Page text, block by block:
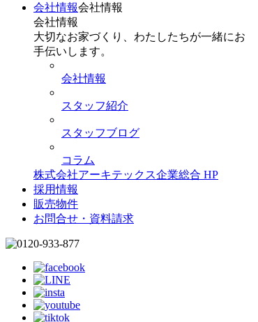
会社情報会社情報
会社情報
大切なお家づくり、わたしたちが一緒にお
手伝いします。
会社情報
スタッフ紹介
スタッフブログ
コラム
株式会社アーキテックス企業総合 HP
採用情報
販売物件
お問合せ・資料請求